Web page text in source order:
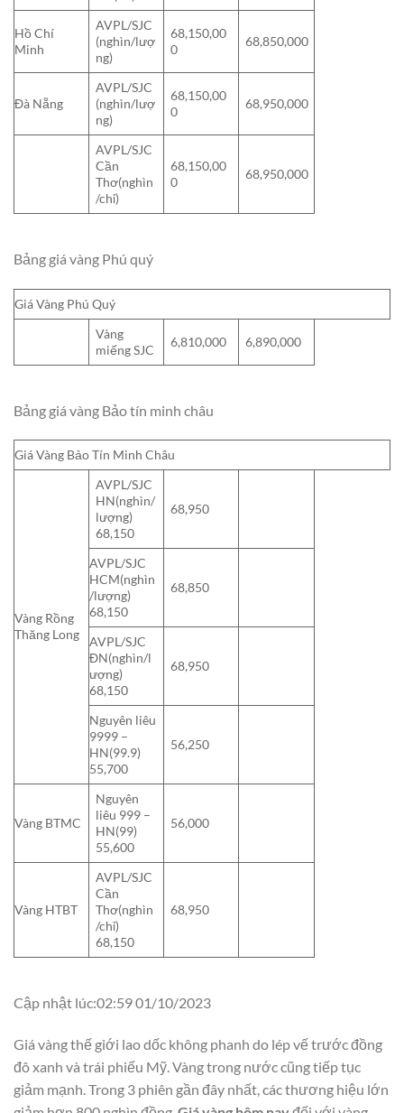
Hồ Chí
Minh
AVPL/SJC
(nghìn/lượ
ng)
68,150,00
0
68,850,000
Đà Nẵng
AVPL/SJC
(nghìn/lượ
ng)
68,150,00
0
68,950,000
AVPL/SJC
Cần
Thơ(nghìn
/chỉ)
68,150,00
0
68,950,000
Bảng giá vàng Phú quý
Giá Vàng Phú Quý
Vàng
miếng SJC
6,810,000 6,890,000
Bảng giá vàng Bảo tín minh châu
Giá Vàng Bảo Tín Minh Châu
Vàng Rồng
Thăng Long
AVPL/SJC
HN(nghìn/
lượng)
68,150
68,950
AVPL/SJC
HCM(nghìn
/lượng)
68,150
68,850
AVPL/SJC
ĐN(nghìn/l
ượng)
68,150
68,950
Nguyên liêu
9999 –
HN(99.9)
55,700
56,250
Vàng BTMC
Nguyên
liêu 999 –
HN(99)
55,600
56,000
Vàng HTBT
AVPL/SJC
Cần
Thơ(nghìn
/chỉ)
68,150
68,950
Cập nhật lúc:02:59 01/10/2023
Giá vàng thế giới lao dốc không phanh do lép vế trước đồng
đô xanh và trái phiếu Mỹ. Vàng trong nước cũng tiếp tục
giảm mạnh. Trong 3 phiên gần đây nhất, các thương hiệu lớn